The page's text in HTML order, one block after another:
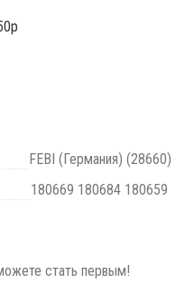
FEBI (Германия) (28660)
180669 180684 180659
стать первым!